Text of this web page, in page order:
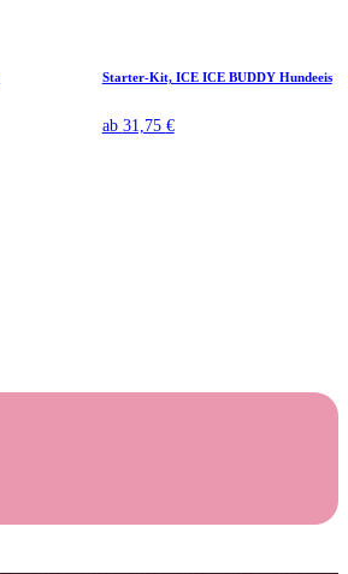
Starter-Kit, ICE ICE BUDDY Hundeeis
ab 31,75 €